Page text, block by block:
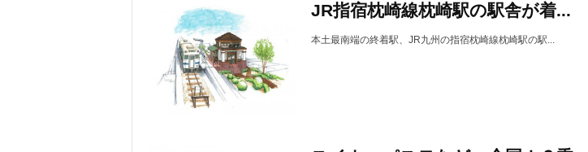
JR指宿枕崎線枕崎駅の駅舎が着...
本土最南端の終着駅、JR九州の指宿枕崎線枕崎駅の駅...